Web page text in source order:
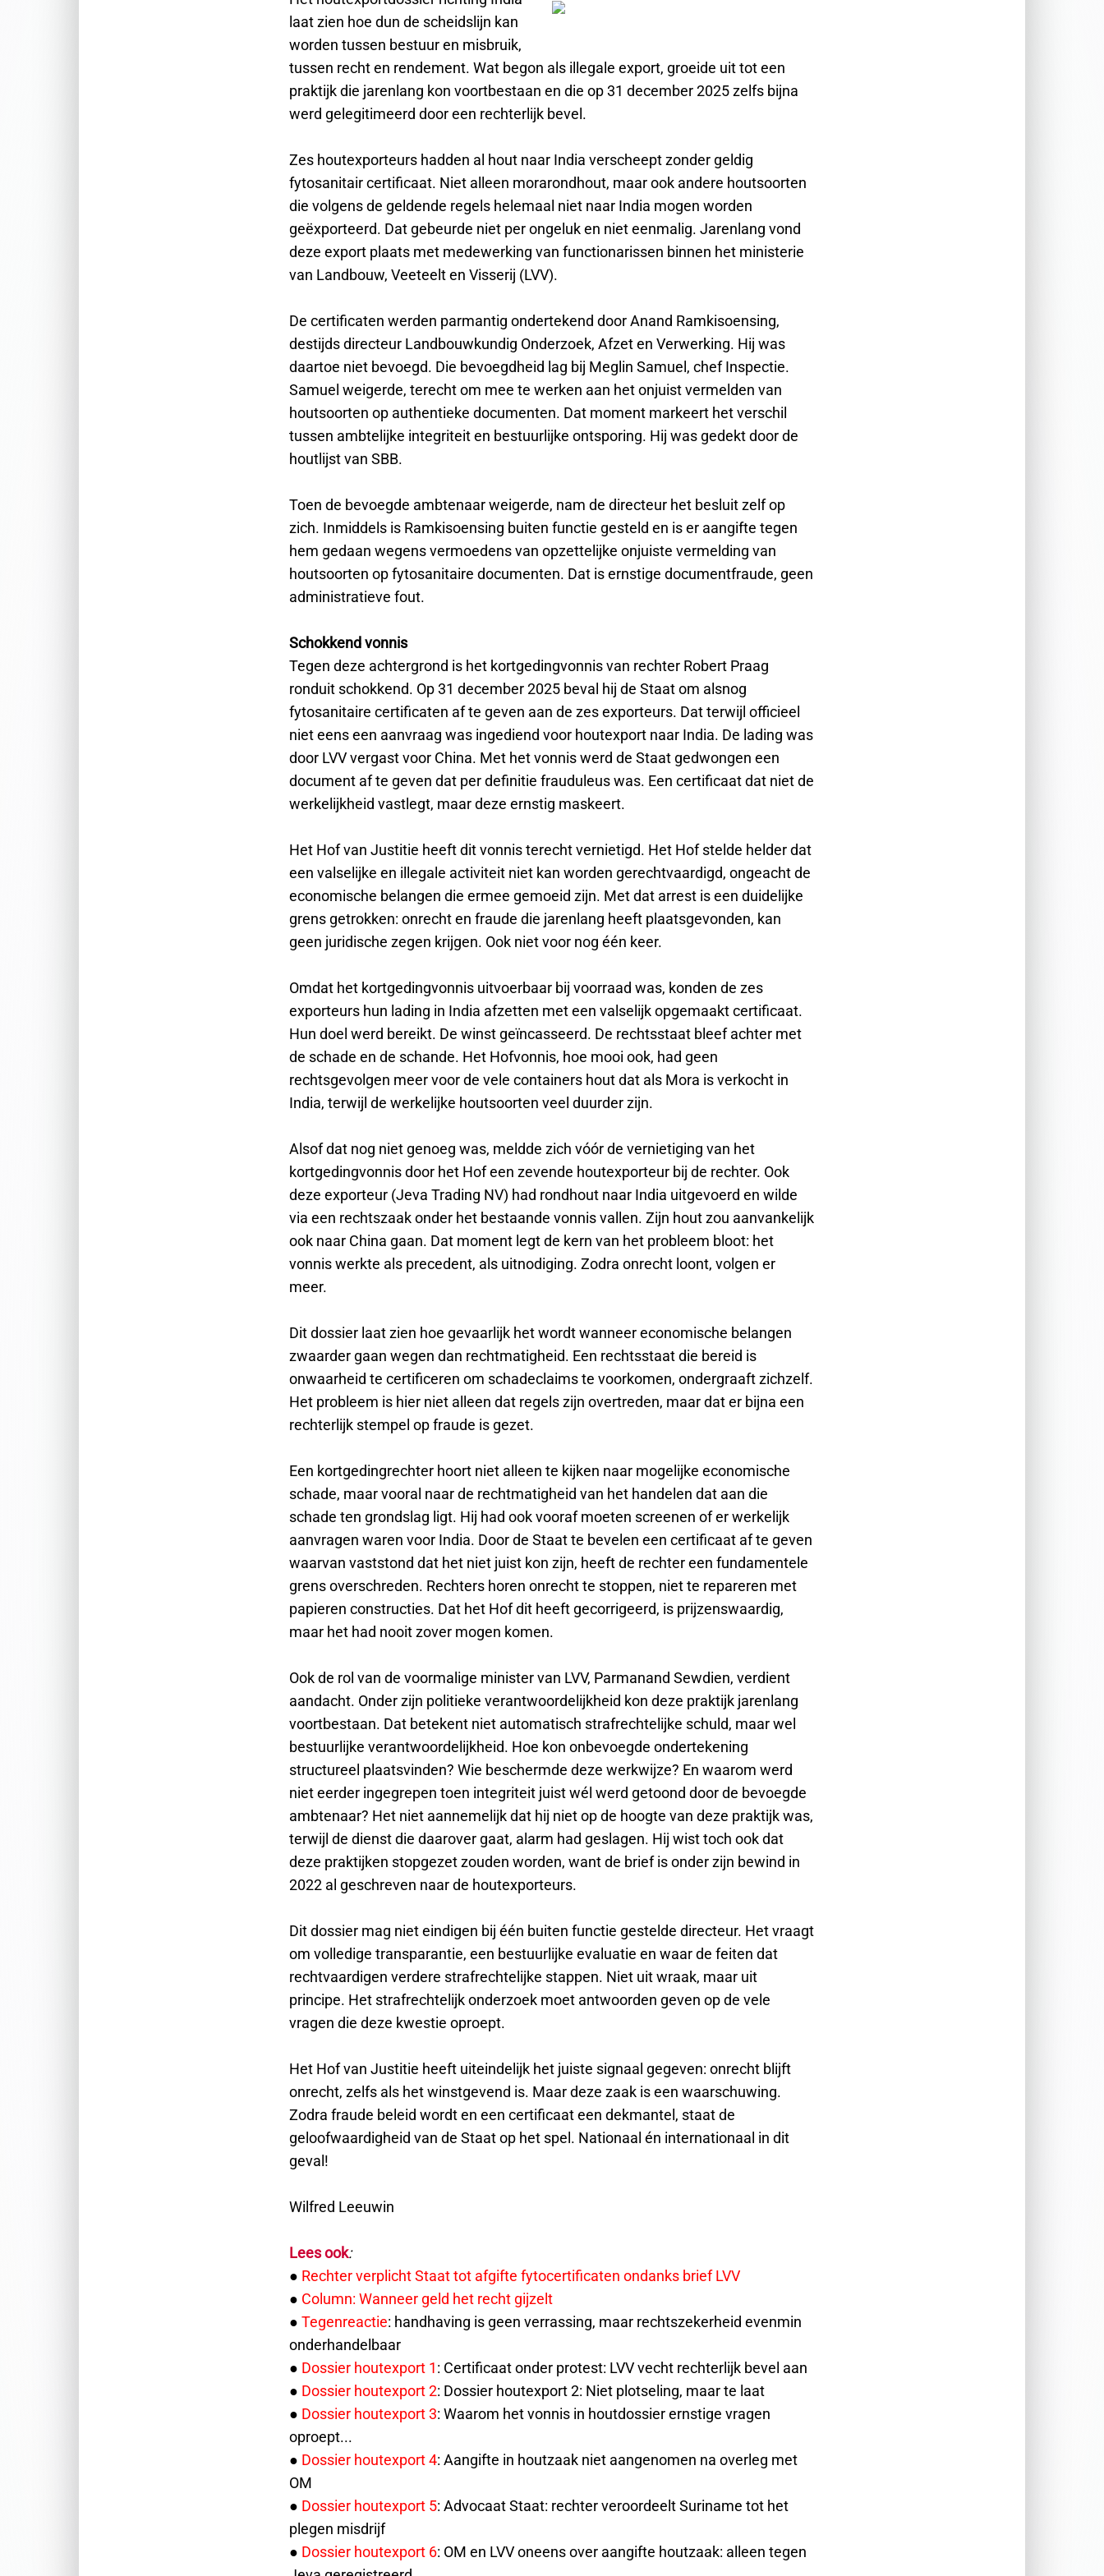
laat zien hoe dun de scheidslijn kan
worden tussen bestuur en misbruik,
tussen recht en rendement. Wat begon als illegale export, groeide uit tot een
praktijk die jarenlang kon voortbestaan en die op 31 december 2025 zelfs bijna
werd gelegitimeerd door een rechterlijk bevel.
Zes houtexporteurs hadden al hout naar India verscheept zonder geldig
fytosanitair certificaat. Niet alleen morarondhout, maar ook andere houtsoorten
die volgens de geldende regels helemaal niet naar India mogen worden
geëxporteerd. Dat gebeurde niet per ongeluk en niet eenmalig. Jarenlang vond
deze export plaats met medewerking van functionarissen binnen het ministerie
van Landbouw, Veeteelt en Visserij (LVV).
De certificaten werden parmantig ondertekend door Anand Ramkisoensing,
destijds directeur Landbouwkundig Onderzoek, Afzet en Verwerking. Hij was
daartoe niet bevoegd. Die bevoegdheid lag bij Meglin Samuel, chef Inspectie.
Samuel weigerde, terecht om mee te werken aan het onjuist vermelden van
houtsoorten op authentieke documenten. Dat moment markeert het verschil
tussen ambtelijke integriteit en bestuurlijke ontsporing. Hij was gedekt door de
houtlijst van SBB.
Toen de bevoegde ambtenaar weigerde, nam de directeur het besluit zelf op
zich. Inmiddels is Ramkisoensing buiten functie gesteld en is er aangifte tegen
hem gedaan wegens vermoedens van opzettelijke onjuiste vermelding van
houtsoorten op fytosanitaire documenten. Dat is ernstige documentfraude, geen
administratieve fout.
Schokkend vonnis
Tegen deze achtergrond is het kortgedingvonnis van rechter Robert Praag
ronduit schokkend. Op 31 december 2025 beval hij de Staat om alsnog
fytosanitaire certificaten af te geven aan de zes exporteurs. Dat terwijl officieel
niet eens een aanvraag was ingediend voor houtexport naar India. De lading was
door LVV vergast voor China. Met het vonnis werd de Staat gedwongen een
document af te geven dat per definitie frauduleus was. Een certificaat dat niet de
werkelijkheid vastlegt, maar deze ernstig maskeert.
Het Hof van Justitie heeft dit vonnis terecht vernietigd. Het Hof stelde helder dat
een valselijke en illegale activiteit niet kan worden gerechtvaardigd, ongeacht de
economische belangen die ermee gemoeid zijn. Met dat arrest is een duidelijke
grens getrokken: onrecht en fraude die jarenlang heeft plaatsgevonden, kan
geen juridische zegen krijgen. Ook niet voor nog één keer.
Omdat het kortgedingvonnis uitvoerbaar bij voorraad was, konden de zes
exporteurs hun lading in India afzetten met een valselijk opgemaakt certificaat.
Hun doel werd bereikt. De winst geïncasseerd. De rechtsstaat bleef achter met
de schade en de schande. Het Hofvonnis, hoe mooi ook, had geen
rechtsgevolgen meer voor de vele containers hout dat als Mora is verkocht in
India, terwijl de werkelijke houtsoorten veel duurder zijn.
Alsof dat nog niet genoeg was, meldde zich vóór de vernietiging van het
kortgedingvonnis door het Hof een zevende houtexporteur bij de rechter. Ook
deze exporteur (Jeva Trading NV) had rondhout naar India uitgevoerd en wilde
via een rechtszaak onder het bestaande vonnis vallen. Zijn hout zou aanvankelijk
ook naar China gaan. Dat moment legt de kern van het probleem bloot: het
vonnis werkte als precedent, als uitnodiging. Zodra onrecht loont, volgen er
meer.
Dit dossier laat zien hoe gevaarlijk het wordt wanneer economische belangen
zwaarder gaan wegen dan rechtmatigheid. Een rechtsstaat die bereid is
onwaarheid te certificeren om schadeclaims te voorkomen, ondergraaft zichzelf.
Het probleem is hier niet alleen dat regels zijn overtreden, maar dat er bijna een
rechterlijk stempel op fraude is gezet.
Een kortgedingrechter hoort niet alleen te kijken naar mogelijke economische
schade, maar vooral naar de rechtmatigheid van het handelen dat aan die
schade ten grondslag ligt. Hij had ook vooraf moeten screenen of er werkelijk
aanvragen waren voor India. Door de Staat te bevelen een certificaat af te geven
waarvan vaststond dat het niet juist kon zijn, heeft de rechter een fundamentele
grens overschreden. Rechters horen onrecht te stoppen, niet te repareren met
papieren constructies. Dat het Hof dit heeft gecorrigeerd, is prijzenswaardig,
maar het had nooit zover mogen komen.
Ook de rol van de voormalige minister van LVV, Parmanand Sewdien, verdient
aandacht. Onder zijn politieke verantwoordelijkheid kon deze praktijk jarenlang
voortbestaan. Dat betekent niet automatisch strafrechtelijke schuld, maar wel
bestuurlijke verantwoordelijkheid. Hoe kon onbevoegde ondertekening
structureel plaatsvinden? Wie beschermde deze werkwijze? En waarom werd
niet eerder ingegrepen toen integriteit juist wél werd getoond door de bevoegde
ambtenaar? Het niet aannemelijk dat hij niet op de hoogte van deze praktijk was,
terwijl de dienst die daarover gaat, alarm had geslagen. Hij wist toch ook dat
deze praktijken stopgezet zouden worden, want de brief is onder zijn bewind in
2022 al geschreven naar de houtexporteurs.
Dit dossier mag niet eindigen bij één buiten functie gestelde directeur. Het vraagt
om volledige transparantie, een bestuurlijke evaluatie en waar de feiten dat
rechtvaardigen verdere strafrechtelijke stappen. Niet uit wraak, maar uit
principe. Het strafrechtelijk onderzoek moet antwoorden geven op de vele
vragen die deze kwestie oproept.
Het Hof van Justitie heeft uiteindelijk het juiste signaal gegeven: onrecht blijft
onrecht, zelfs als het winstgevend is. Maar deze zaak is een waarschuwing.
Zodra fraude beleid wordt en een certificaat een dekmantel, staat de
geloofwaardigheid van de Staat op het spel. Nationaal én internationaal in dit
geval!
Wilfred Leeuwin
Lees ook:
● Rechter verplicht Staat tot afgifte fytocertificaten ondanks brief LVV
● Column: Wanneer geld het recht gijzelt
● Tegenreactie: handhaving is geen verrassing, maar rechtszekerheid evenmin
onderhandelbaar
● Dossier houtexport 1: Certificaat onder protest: LVV vecht rechterlijk bevel aan
● Dossier houtexport 2: Dossier houtexport 2: Niet plotseling, maar te laat
● Dossier houtexport 3: Waarom het vonnis in houtdossier ernstige vragen
oproept...
● Dossier houtexport 4: Aangifte in houtzaak niet aangenomen na overleg met
OM
● Dossier houtexport 5: Advocaat Staat: rechter veroordeelt Suriname tot het
plegen misdrijf
● Dossier houtexport 6: OM en LVV oneens over aangifte houtzaak: alleen tegen